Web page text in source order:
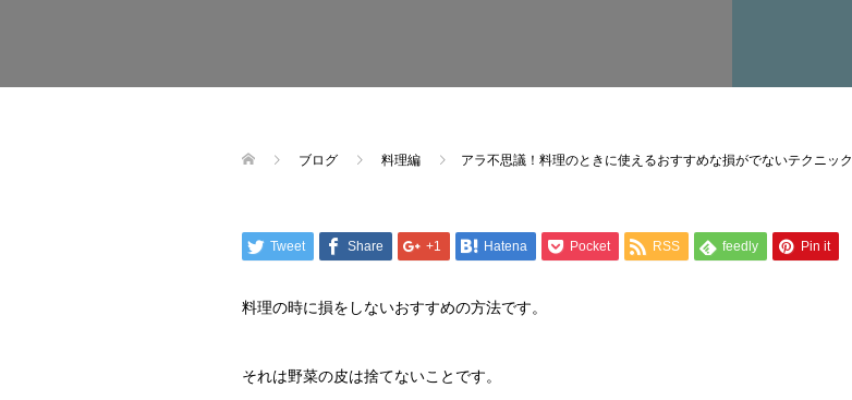
ブログ 料理編 アラ不思議！料理のときに使えるおすすめな損がでないテクニック
Tweet Share +1 Hatena Pocket RSS feedly Pin it
料理の時に損をしないおすすめの方法です。
それは野菜の皮は捨てないことです。